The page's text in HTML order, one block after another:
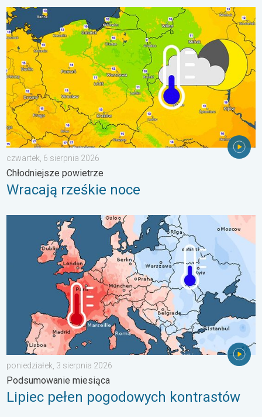
Wracają rześkie noce. Chłodniejsze powietrze. . . czwartek, 6
czwartek, 6 sierpnia 2026
Chłodniejsze powietrze
Wracają rześkie noce
Lipiec pełen pogodowych kontrastów. Podsumowanie
poniedziałek, 3 sierpnia 2026
Podsumowanie miesiąca
Lipiec pełen pogodowych kontrastów